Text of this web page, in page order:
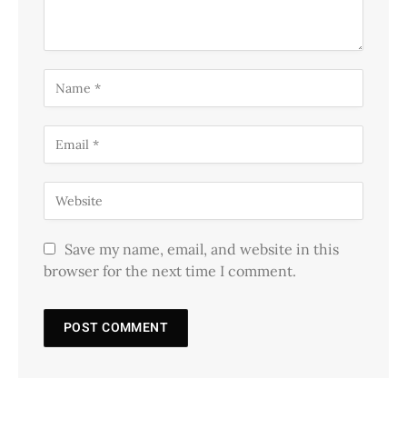
Save my name, email, and website in this
browser for the next time I comment.